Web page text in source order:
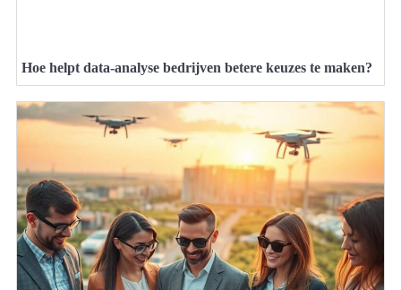
Hoe helpt data-analyse bedrijven betere keuzes te maken?